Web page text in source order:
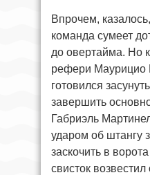
Впрочем,
команда сумеет
до овертайма. Но
рефери Маурицио
готовился
завершить
Габриэль
ударом об штангу
заскочить в
свисток